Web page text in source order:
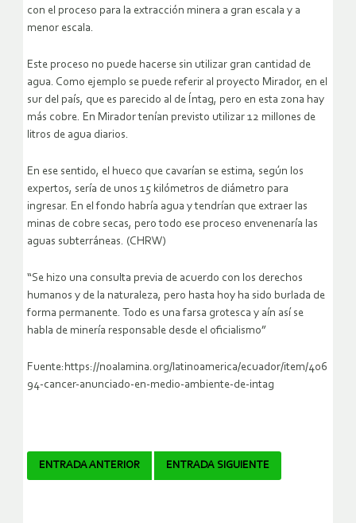
con el proceso para la extracción minera a gran escala y a
menor escala.
Este proceso no puede hacerse sin utilizar gran cantidad de
agua. Como ejemplo se puede referir al proyecto Mirador, en el
sur del país, que es parecido al de Íntag, pero en esta zona hay
más cobre. En Mirador tenían previsto utilizar 12 millones de
litros de agua diarios.
En ese sentido, el hueco que cavarían se estima, según los
expertos, sería de unos 15 kilómetros de diámetro para
ingresar. En el fondo habría agua y tendrían que extraer las
minas de cobre secas, pero todo ese proceso envenenaría las
aguas subterráneas. (CHRW)
“Se hizo una consulta previa de acuerdo con los derechos
humanos y de la naturaleza, pero hasta hoy ha sido burlada de
forma permanente. Todo es una farsa grotesca y aín así se
habla de minería responsable desde el oficialismo”
Fuente:https://noalamina.org/latinoamerica/ecuador/item/406
94-cancer-anunciado-en-medio-ambiente-de-intag
Navegador
ENTRADA ANTERIOR ENTRADA SIGUIENTE